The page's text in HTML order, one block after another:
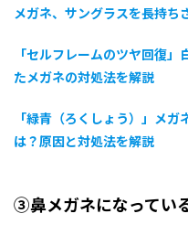
メガネ、サングラスを長持ち
「セルフレームのツヤ回復
たメガネの対処法を解説
「緑青（ろくしょう）」メ
は？原因と対処法を解説
③鼻メガネになってい